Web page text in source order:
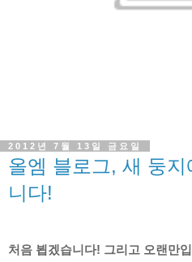
2012년 7월 13일 금요일
올엠 블로그, 새 둥
니다!
처음 뵙겠습니다! 그리고 오랜만